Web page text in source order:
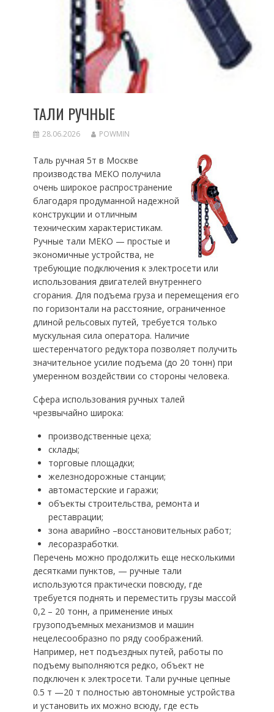
ТАЛИ РУЧНЫЕ
28.06.2026 POWMIN
Таль ручная 5т в Москве
производства МЕКО получила
очень широкое распространение
благодаря продуманной надежной
конструкции и отличным
техническим характеристикам.
Ручные тали МЕКО — простые и
экономичные устройства, не
требующие подключения к электросети или
использования двигателей внутреннего
сгорания. Для подъема груза и перемещения его
по горизонтали на расстояние, ограниченное
длиной рельсовых путей, требуется только
мускульная сила оператора. Наличие
шестеренчатого редуктора позволяет получить
значительное усилие подъема (до 20 тонн) при
умеренном воздействии со стороны человека.
Сфера использования ручных талей
чрезвычайно широка:
производственные цеха;
склады;
торговые площадки;
железнодорожные станции;
автомастерские и гаражи;
объекты строительства, ремонта и
реставрации;
зона аварийно –восстановительных работ;
лесоразработки.
Перечень можно продолжить еще несколькими
десятками пунктов, — ручные тали
используются практически повсюду, где
требуется поднять и переместить грузы массой
0,2 – 20 тонн, а применение иных
грузоподъемных механизмов и машин
нецелесообразно по ряду соображений.
Например, нет подъездных путей, работы по
подъему выполняются редко, объект не
подключен к электросети. Тали ручные цепные
0.5 т —20 т полностью автономные устройства
и установить их можно всюду, где есть